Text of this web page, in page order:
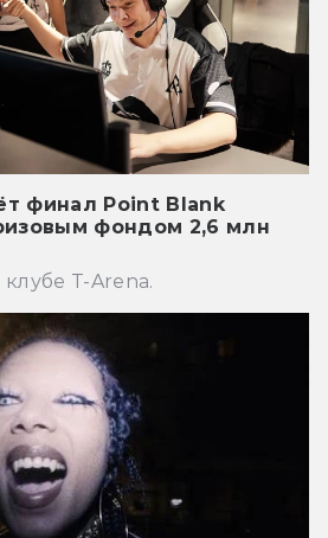
финал Point Blank
фондом 2,6 млн
T-Arena.